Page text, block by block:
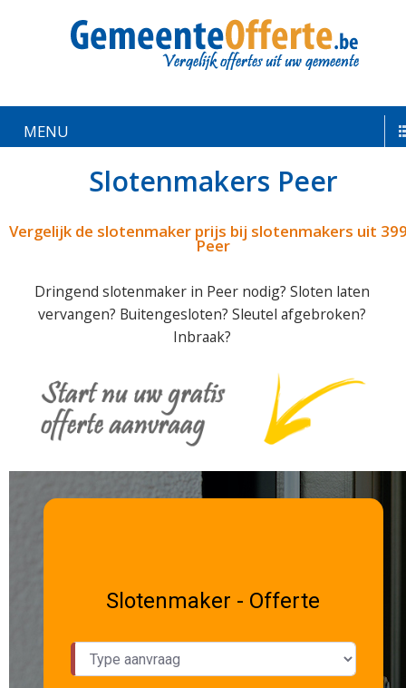
MENU
Slotenmakers Peer
Vergelijk de slotenmaker prijs bij slotenmakers uit
Peer
Dringend slotenmaker in Peer nodig? Sloten laten
vervangen? Buitengesloten? Sleutel afgebroken?
Inbraak?